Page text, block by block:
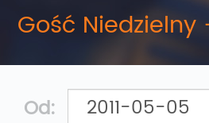
Gość Niedzielny
Od: